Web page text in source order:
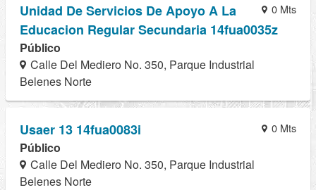
0 Mts
Unidad De Servicios De Apoyo A La
Educacion Regular Secundaria 14fua0035z
Público
Calle Del Mediero No. 350, Parque Industrial
Belenes Norte
0 Mts
Usaer 13 14fua0083i
Público
Calle Del Mediero No. 350, Parque Industrial
Belenes Norte